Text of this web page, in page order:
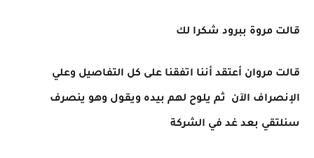
قالت مروة ببرود شكرا لك
قالت مروان أعتقد أننا اتفقنا على كل التفاصيل وعلي
الإنصراف الآن ثم يلوح لهم بيده ويقول وهو ينصرف
سنلتقي بعد غد في الشركة